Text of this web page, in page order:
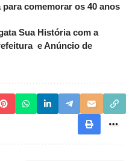
comemorar os 40 anos
Sua História com a
e Anúncio de